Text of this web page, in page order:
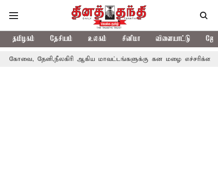
தமிழகம் தேசியம் உலகம் சினிமா விளையாட்டு
ஆகிய மாவட்டங்களுக்கு கன மழை எச்சரிக்கை